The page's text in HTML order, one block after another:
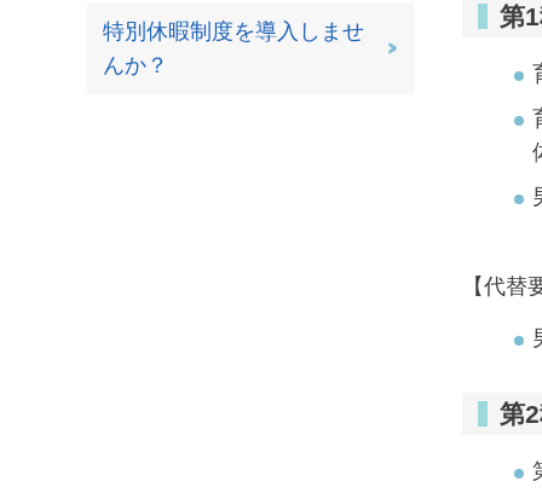
特別休暇制度を導入しませ
んか？
第
【代替
第